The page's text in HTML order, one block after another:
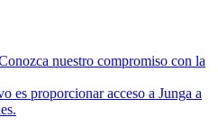
nuestro compromiso con la
es proporcionar acceso a Junga a